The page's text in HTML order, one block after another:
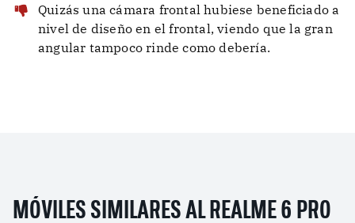
Quizás una cámara frontal hubiese beneficiado a
nivel de diseño en el frontal, viendo que la gran
angular tampoco rinde como debería.
MÓVILES SIMILARES AL REALME 6 PRO